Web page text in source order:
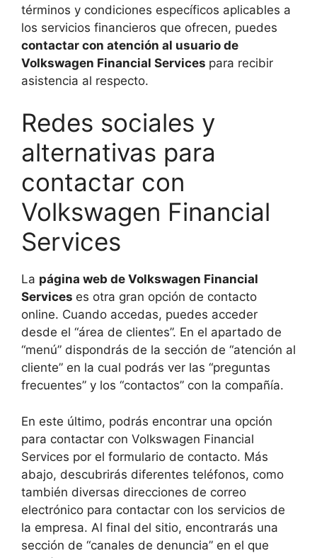
términos y condiciones específicos aplicables a
los servicios financieros que ofrecen, puedes
contactar con atención al usuario de
Volkswagen Financial Services para recibir
asistencia al respecto.
Redes sociales y
alternativas para
contactar con
Volkswagen Financial
Services
La página web de Volkswagen Financial
Services es otra gran opción de contacto
online. Cuando accedas, puedes acceder
desde el “área de clientes”. En el apartado de
“menú” dispondrás de la sección de “atención al
cliente” en la cual podrás ver las “preguntas
frecuentes” y los “contactos” con la compañía.
En este último, podrás encontrar una opción
para contactar con Volkswagen Financial
Services por el formulario de contacto. Más
abajo, descubrirás diferentes teléfonos, como
también diversas direcciones de correo
electrónico para contactar con los servicios de
la empresa. Al final del sitio, encontrarás una
sección de “canales de denuncia” en el que